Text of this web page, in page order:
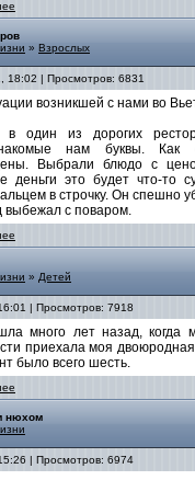
» Взрослых
18:02 | Просмотров: 6831
возникшей с нами во
из дорогих
нам буквы.
Выбрали блюдо с
деньги это будет что-то
в строчку. Он спешно
выбежал с поваром.
» Детей
| Просмотров: 7918
много лет назад, когда
приехала моя
было всего шесть.
нюхом
| Просмотров: 6974